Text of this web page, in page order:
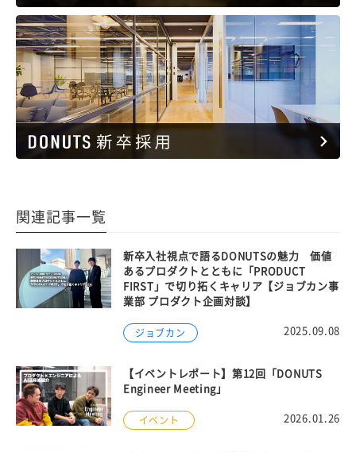
関連記事一覧
ジョブカン 2025.09.08
新卒入社視点で語るDONUTSの魅力 価値
あるプロダクトとともに「PRODUCT
FIRST」で切り拓くキャリア【ジョブカン事
業部 プロダクト企画対談】
イベント 2026.01.26
【イベントレポート】第12回「DONUTS
Engineer Meeting」